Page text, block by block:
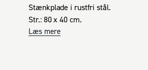
Stænkplade i rustfri stål.
Str.: 80 x 40 cm.
Læs mere